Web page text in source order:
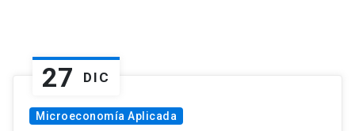
27 DIC
Microeconomía Aplicada